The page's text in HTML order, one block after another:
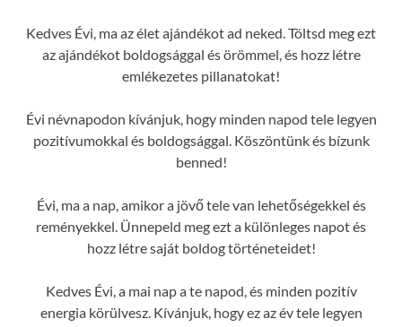
Kedves Évi, ma az élet ajándékot ad neked. Töltsd meg ezt
az ajándékot boldogsággal és örömmel, és hozz létre
emlékezetes pillanatokat!
Évi névnapodon kívánjuk, hogy minden napod tele legyen
pozitívumokkal és boldogsággal. Köszöntünk és bízunk
benned!
Évi, ma a nap, amikor a jövő tele van lehetőségekkel és
reményekkel. Ünnepeld meg ezt a különleges napot és
hozz létre saját boldog történeteidet!
Kedves Évi, a mai nap a te napod, és minden pozitív
energia körülvesz. Kívánjuk, hogy ez az év tele legyen